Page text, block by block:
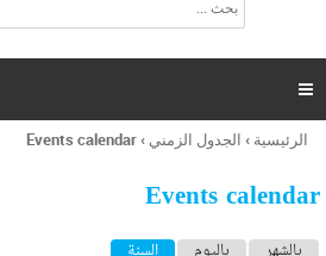
ت
ر
ل
ح
ب

أنت
هنا
الرئيسية › الجدول الزمني ›
Events calendar
Events calendar